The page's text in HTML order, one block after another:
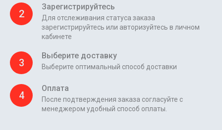
2
Зарегистрируйтесь
Для отслеживания статуса заказа
зарегистрируйтесь или авторизуйтесь в личном
кабинете
3
Выберите доставку
Выберите оптимальный способ доставки
4
Оплата
После подтверждения заказа согласуйте с
менеджером удобный способ оплаты.